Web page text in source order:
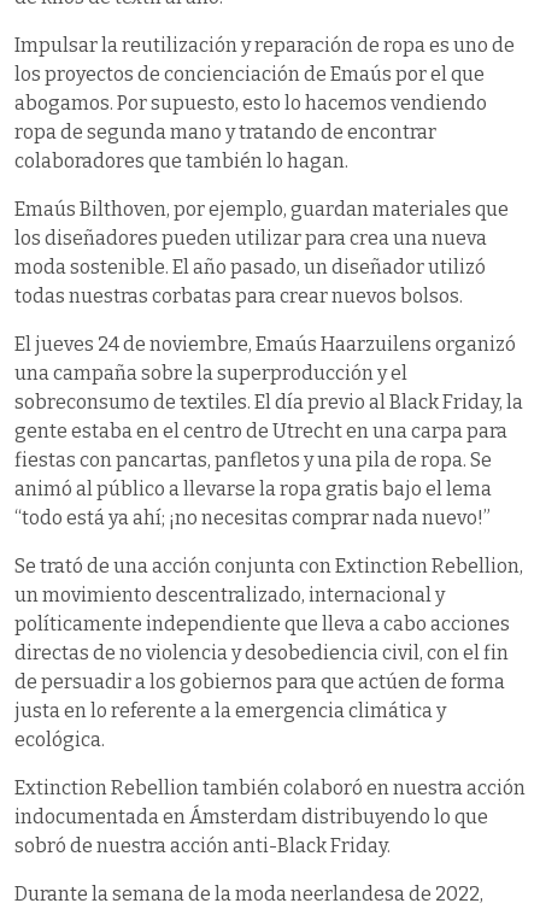
Impulsar la reutilización y reparación de ropa es uno de
los proyectos de concienciación de Emaús por el que
abogamos. Por supuesto, esto lo hacemos vendiendo
ropa de segunda mano y tratando de encontrar
colaboradores que también lo hagan.
Emaús Bilthoven, por ejemplo, guardan materiales que
los diseñadores pueden utilizar para crea una nueva
moda sostenible. El año pasado, un diseñador utilizó
todas nuestras corbatas para crear nuevos bolsos.
El jueves 24 de noviembre, Emaús Haarzuilens organizó
una campaña sobre la superproducción y el
sobreconsumo de textiles. El día previo al Black Friday, la
gente estaba en el centro de Utrecht en una carpa para
fiestas con pancartas, panfletos y una pila de ropa. Se
animó al público a llevarse la ropa gratis bajo el lema
“todo está ya ahí; ¡no necesitas comprar nada nuevo!”
Se trató de una acción conjunta con Extinction Rebellion,
un movimiento descentralizado, internacional y
políticamente independiente que lleva a cabo acciones
directas de no violencia y desobediencia civil, con el fin
de persuadir a los gobiernos para que actúen de forma
justa en lo referente a la emergencia climática y
ecológica.
Extinction Rebellion también colaboró en nuestra acción
indocumentada en Ámsterdam distribuyendo lo que
sobró de nuestra acción anti-Black Friday.
Durante la semana de la moda neerlandesa de 2022,